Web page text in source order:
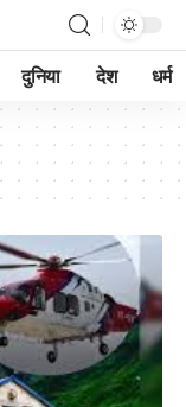
दुनिया देश धर्म